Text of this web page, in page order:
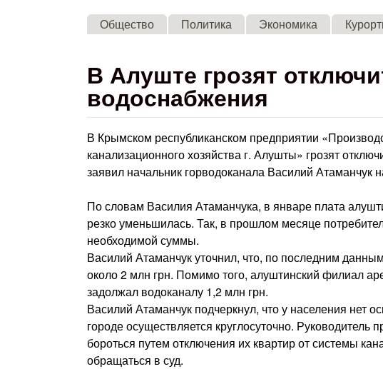
Общество Политика Экономика
В Алуште грозят
водоснабжения
В Крымском республиканском предприятии
канализационного хозяйства г. Алушты» грозят
заявил начальник горводоканала Василий
По словам Василия Атаманчука, в январе плата
резко уменьшилась. Так, в прошлом месяце
необходимой суммы.
Василий Атаманчук уточнил, что, по последним
около 2 млн грн. Помимо того, алуштинский филиал
задолжал водоканалу 1,2 млн грн.
Василий Атаманчук подчеркнул, что у населения нет
городе осуществляется круглосуточно. Руководитель
бороться путем отключения их квартир от системы
обращаться в суд.